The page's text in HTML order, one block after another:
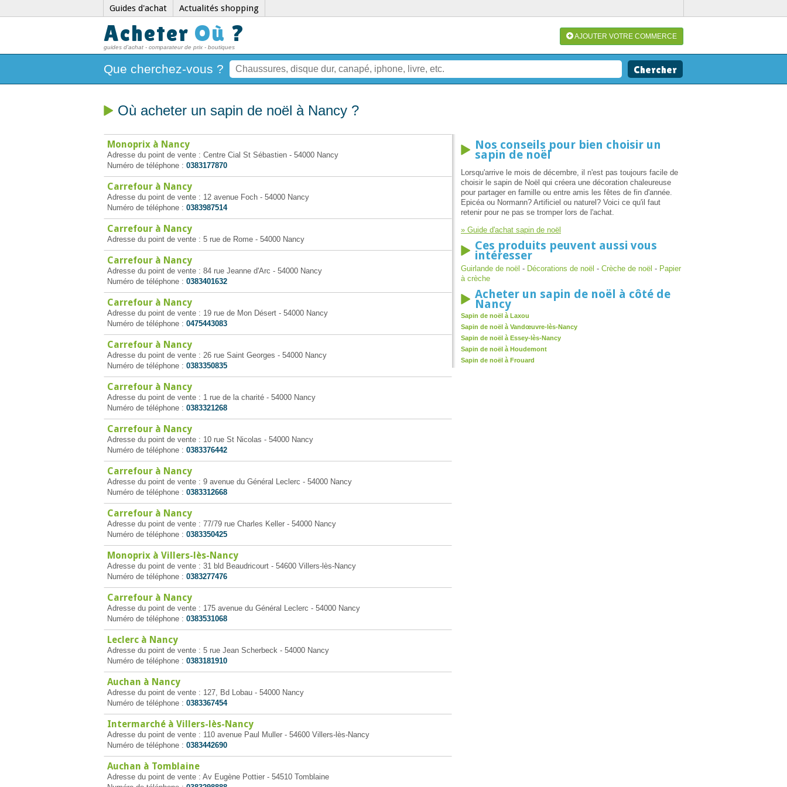
Guides d'achat Actualités shopping
Acheter Où ?
guides d'achat - comparateur de prix - boutiques
AJOUTER VOTRE COMMERCE
Que cherchez-vous ?
Où acheter un sapin de noël à Nancy ?
Monoprix à Nancy
Adresse du point de vente : Centre Cial St Sébastien - 54000 Nancy
Numéro de téléphone : 0383177870
Carrefour à Nancy
Adresse du point de vente : 12 avenue Foch - 54000 Nancy
Numéro de téléphone : 0383987514
Carrefour à Nancy
Adresse du point de vente : 5 rue de Rome - 54000 Nancy
Carrefour à Nancy
Adresse du point de vente : 84 rue Jeanne d'Arc - 54000 Nancy
Numéro de téléphone : 0383401632
Carrefour à Nancy
Adresse du point de vente : 19 rue de Mon Désert - 54000 Nancy
Numéro de téléphone : 0475443083
Carrefour à Nancy
Adresse du point de vente : 26 rue Saint Georges - 54000 Nancy
Numéro de téléphone : 0383350835
Carrefour à Nancy
Adresse du point de vente : 1 rue de la charité - 54000 Nancy
Numéro de téléphone : 0383321268
Carrefour à Nancy
Adresse du point de vente : 10 rue St Nicolas - 54000 Nancy
Numéro de téléphone : 0383376442
Carrefour à Nancy
Adresse du point de vente : 9 avenue du Général Leclerc - 54000 Nancy
Numéro de téléphone : 0383312668
Carrefour à Nancy
Adresse du point de vente : 77/79 rue Charles Keller - 54000 Nancy
Numéro de téléphone : 0383350425
Monoprix à Villers-lès-Nancy
Adresse du point de vente : 31 bld Beaudricourt - 54600 Villers-lès-Nancy
Numéro de téléphone : 0383277476
Carrefour à Nancy
Adresse du point de vente : 175 avenue du Général Leclerc - 54000 Nancy
Numéro de téléphone : 0383531068
Leclerc à Nancy
Adresse du point de vente : 5 rue Jean Scherbeck - 54000 Nancy
Numéro de téléphone : 0383181910
Auchan à Nancy
Adresse du point de vente : 127, Bd Lobau - 54000 Nancy
Numéro de téléphone : 0383367454
Intermarché à Villers-lès-Nancy
Adresse du point de vente : 110 avenue Paul Muller - 54600 Villers-lès-Nancy
Numéro de téléphone : 0383442690
Auchan à Tomblaine
Adresse du point de vente : Av Eugène Pottier - 54510 Tomblaine
Nos conseils pour bien choisir un
sapin de noël
Lorsqu'arrive le mois de décembre, il n'est pas toujours facile de
choisir le sapin de Noël qui créera une décoration chaleureuse
pour partager en famille ou entre amis les fêtes de fin d'année.
Epicéa ou Normann? Artificiel ou naturel? Voici ce qu'il faut
retenir pour ne pas se tromper lors de l'achat.
» Guide d'achat sapin de noël
Ces produits peuvent aussi vous
intéresser
Guirlande de noël - Décorations de noël - Crèche de noël - Papier
à crèche
Acheter un sapin de noël à côté de
Nancy
Sapin de noël à Laxou
Sapin de noël à Vandœuvre-lès-Nancy
Sapin de noël à Essey-lès-Nancy
Sapin de noël à Houdemont
Sapin de noël à Frouard